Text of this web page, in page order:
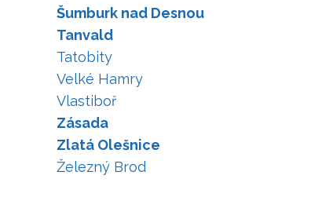
Šumburk nad Desnou
Tanvald
Tatobity
Velké Hamry
Vlastiboř
Zásada
Zlatá Olešnice
Železný Brod